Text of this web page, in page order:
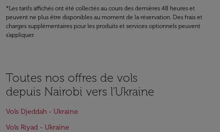
*Les tarifs affichés ont été collectés au cours des dernières 48 heures et
peuvent ne plus être disponibles au moment de la réservation. Des frais et
charges supplémentaires pour les produits et services optionnels peuvent
s'appliquer.
Toutes nos offres de vols
depuis Nairobi vers l'Ukraine
Vols Djeddah - Ukraine
Vols Riyad - Ukraine